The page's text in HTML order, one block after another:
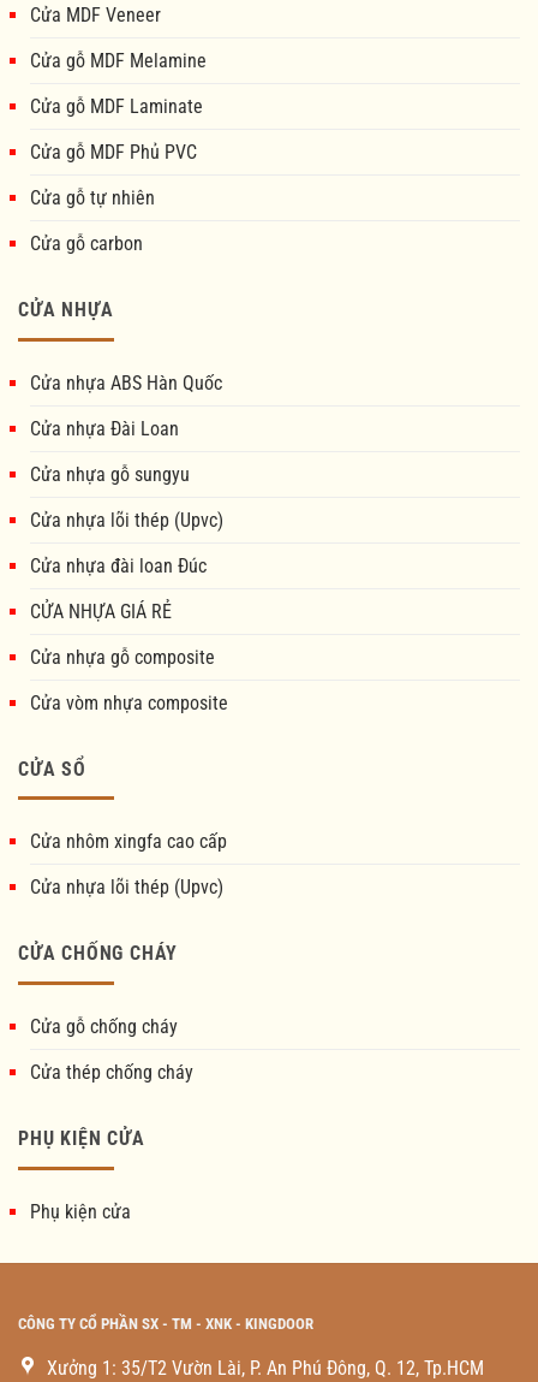
Cửa MDF Veneer
Cửa gỗ MDF Melamine
Cửa gỗ MDF Laminate
Cửa gỗ MDF Phủ PVC
Cửa gỗ tự nhiên
Cửa gỗ carbon
CỬA NHỰA
Cửa nhựa ABS Hàn Quốc
Cửa nhựa Đài Loan
Cửa nhựa gỗ sungyu
Cửa nhựa lõi thép (Upvc)
Cửa nhựa đài loan Đúc
CỬA NHỰA GIÁ RẺ
Cửa nhựa gỗ composite
Cửa vòm nhựa composite
CỬA SỔ
Cửa nhôm xingfa cao cấp
Cửa nhựa lõi thép (Upvc)
CỬA CHỐNG CHÁY
Cửa gỗ chống cháy
Cửa thép chống cháy
PHỤ KIỆN CỬA
Phụ kiện cửa
CÔNG TY CỔ PHẦN SX - TM - XNK - KINGDOOR
Xưởng 1: 35/T2 Vườn Lài, P. An Phú Đông, Q. 12, Tp.HCM